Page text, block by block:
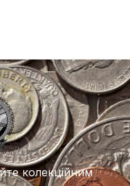
колекційним